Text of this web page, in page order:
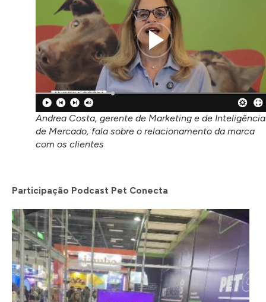
Andrea Costa, gerente de Marketing e de Inteligência
de Mercado, fala sobre o relacionamento da marca
com os clientes
Participação Podcast Pet Conecta